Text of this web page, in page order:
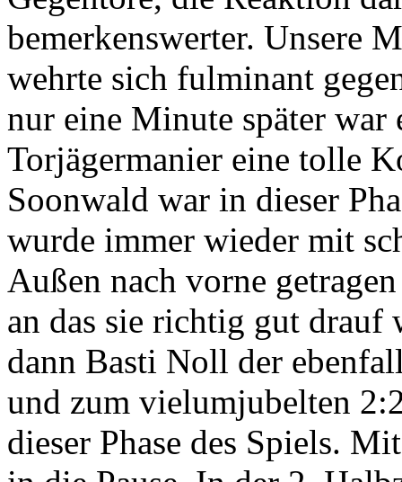
bemerkenswerter. Unsere
wehrte sich fulminant
nur eine Minute später
Torjägermanier eine tolle
Soonwald war in dieser
wurde immer wieder mit
Außen nach vorne
an das sie richtig gut drauf
dann Basti Noll der
und zum vielumjubelten
dieser Phase des Spiels.